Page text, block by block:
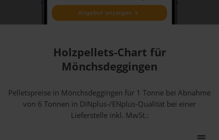
Holzpellets-Chart für
Mönchsdeggingen
Pelletspreise in Mönchsdeggingen für 1 Tonne bei Abnahme
von 6 Tonnen in DINplus-/ENplus-Qualität bei einer
Lieferstelle inkl. MwSt.: